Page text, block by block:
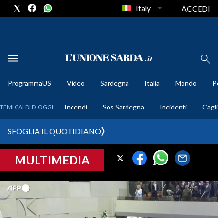
METEO
CRONACA SARDEGNA
PROVINCIA DI CAGLIARI
SULCIS IGLESIENTE
Italy ACCEDI
ProgrammaUS Video Sardegna Italia Mondo
TEMI CALDI DI OGGI: Incendi Sos Sardegna Incidenti
SFOGLIA IL QUOTIDIANO
MULTIMEDIA